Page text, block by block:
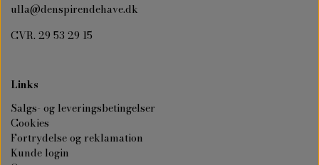
ulla@denspirendehave.dk
CVR. 29 53 29 15
Links
Salgs- og leveringsbetingelser
Cookies
Fortrydelse og reklamation
Kunde login